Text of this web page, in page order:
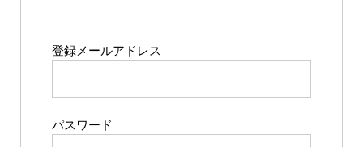
登録メールアドレス
パスワード